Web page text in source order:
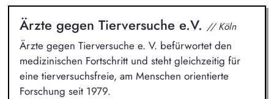
Ärzte gegen Tierversuche e.V. // Köln
Ärzte gegen Tierversuche e. V. befürwortet den
medizinischen Fortschritt und steht gleichzeitig für
eine tierversuchsfreie, am Menschen orientierte
Forschung seit 1979.